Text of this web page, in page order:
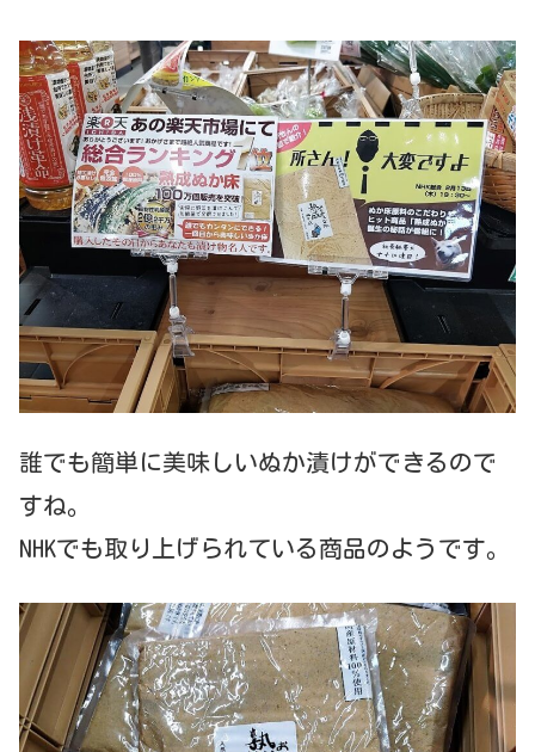
誰でも簡単に美味しいぬか漬けができるので
すね。
NHKでも取り上げられている商品のようです。